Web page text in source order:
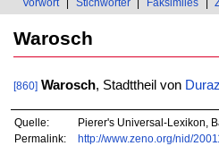
Vorwort Stichwörter Faksimiles
Warosch
[860] Warosch, Stadttheil von
Quelle:
Pierer's Universal-Lexikon,
Permalink:
http://www.zeno.org/nid/